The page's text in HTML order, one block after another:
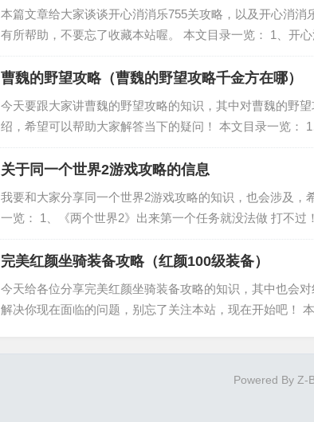
本篇文章给大家谈谈开心消消乐755关攻略，以及开心消消
有所帮助，不要忘了收藏本站喔。 本文目录一览： 1、开
2、开心消消乐556关攻略，魔法石要怎么消除 3、开心消
消乐刷到第...
曹魏的野望攻略（曹魏的野望攻略千金方在哪）
今天要跟大家讲曹魏的野望攻略的知识，其中对曹魏的野
绍，希望可以帮助大家解答当下的疑问！ 本文目录一览：
吞食天地曹魏野望最后诸葛亮怎么过 3、曹魏の野望1.8怎
的野望，这两...
关于同一个世界2游戏攻略的信息
我要和大家分享同一个世界2游戏攻略的知识，也会涉及，
一览： 1、《两个世界2》出来第一个任务就没法做 打不过
略 3、两个世界2物品存放物品 4、求一个比较完善的half
完美红颜坐骑装备攻略（红颜100级装备）
今天给各位分享完美红颜坐骑装备攻略的知识，其中也会
解决你现在面临的问题，别忘了关注本站，现在开始吧！
Powered By Z-